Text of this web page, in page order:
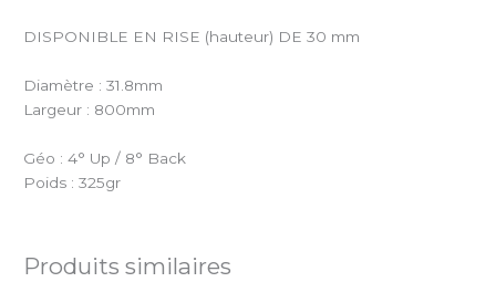
DISPONIBLE EN RISE (hauteur) DE 30 mm
Diamètre : 31.8mm
Largeur : 800mm
Géo : 4° Up / 8° Back
Poids : 325gr
Produits similaires